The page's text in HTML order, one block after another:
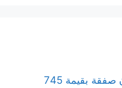
الولايات المتحدة واليابان تمولان صفقة بقيمة 745